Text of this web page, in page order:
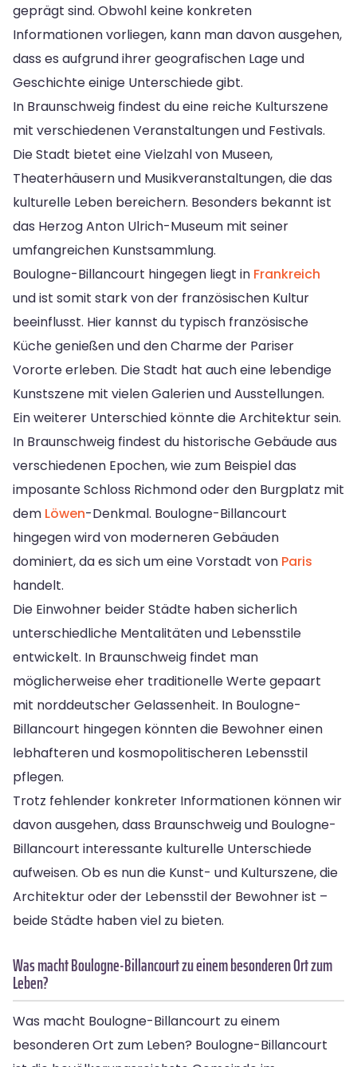
geprägt sind. Obwohl keine konkreten
Informationen vorliegen, kann man davon ausgehen,
dass es aufgrund ihrer geografischen Lage und
Geschichte einige Unterschiede gibt.
In Braunschweig findest du eine reiche Kulturszene
mit verschiedenen Veranstaltungen und Festivals.
Die Stadt bietet eine Vielzahl von Museen,
Theaterhäusern und Musikveranstaltungen, die das
kulturelle Leben bereichern. Besonders bekannt ist
das Herzog Anton Ulrich-Museum mit seiner
umfangreichen Kunstsammlung.
Boulogne-Billancourt hingegen liegt in Frankreich
und ist somit stark von der französischen Kultur
beeinflusst. Hier kannst du typisch französische
Küche genießen und den Charme der Pariser
Vororte erleben. Die Stadt hat auch eine lebendige
Kunstszene mit vielen Galerien und Ausstellungen.
Ein weiterer Unterschied könnte die Architektur sein.
In Braunschweig findest du historische Gebäude aus
verschiedenen Epochen, wie zum Beispiel das
imposante Schloss Richmond oder den Burgplatz mit
dem Löwen-Denkmal. Boulogne-Billancourt
hingegen wird von moderneren Gebäuden
dominiert, da es sich um eine Vorstadt von Paris
handelt.
Die Einwohner beider Städte haben sicherlich
unterschiedliche Mentalitäten und Lebensstile
entwickelt. In Braunschweig findet man
möglicherweise eher traditionelle Werte gepaart
mit norddeutscher Gelassenheit. In Boulogne-
Billancourt hingegen könnten die Bewohner einen
lebhafteren und kosmopolitischeren Lebensstil
pflegen.
Trotz fehlender konkreter Informationen können wir
davon ausgehen, dass Braunschweig und Boulogne-
Billancourt interessante kulturelle Unterschiede
aufweisen. Ob es nun die Kunst- und Kulturszene, die
Architektur oder der Lebensstil der Bewohner ist –
beide Städte haben viel zu bieten.
Was macht Boulogne-Billancourt zu einem besonderen Ort zum
Leben?
Was macht Boulogne-Billancourt zu einem
besonderen Ort zum Leben? Boulogne-Billancourt